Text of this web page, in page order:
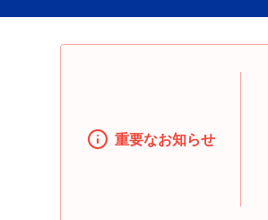
重要なお知らせ